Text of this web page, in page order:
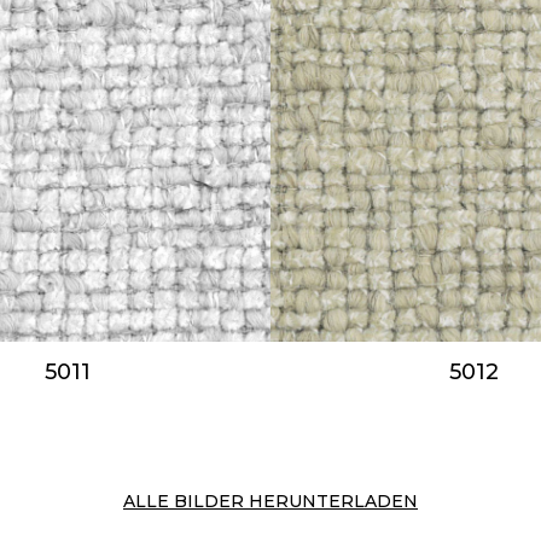
5011 5012
ALLE BILDER HERUNTERLADEN